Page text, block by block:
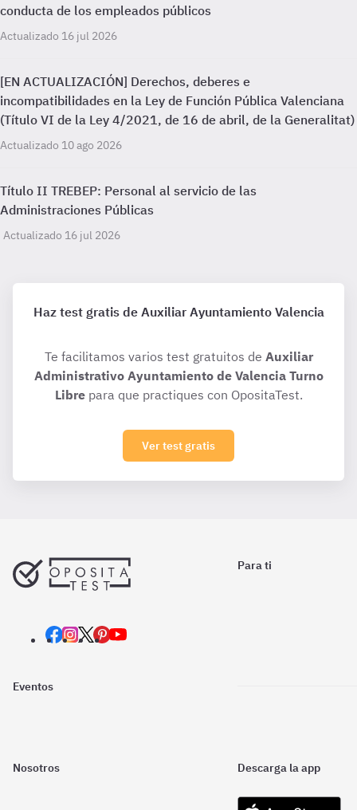
conducta de los empleados públicos
Actualizado 16 jul 2026
[EN ACTUALIZACIÓN] Derechos, deberes e
incompatibilidades en la Ley de Función Pública Valenciana
(Título VI de la Ley 4/2021, de 16 de abril, de la Generalitat)
Actualizado 10 ago 2026
Título II TREBEP: Personal al servicio de las
Administraciones Públicas
Actualizado 16 jul 2026
Haz test gratis de Auxiliar Ayuntamiento Valencia
Te facilitamos varios test gratuitos de Auxiliar
Administrativo Ayuntamiento de Valencia Turno
Librepara que practiques con OpositaTest.
Ver test gratis
Para ti
Eventos
Nosotros Descarga la app